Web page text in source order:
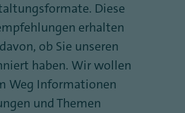
Diese
erhalten
ob Sie unseren
haben. Wir wollen
Weg Informationen
und Themen